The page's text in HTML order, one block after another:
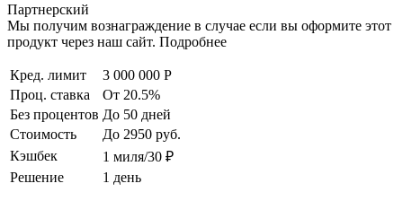
Партнерский
Мы получим вознаграждение в случае если вы оформите этот
продукт через наш сайт. Подробнее
Кред. лимит
3 000 000 Р
Проц. ставка
От 20.5%
Без процентов До 50 дней
Стоимость
До 2950 руб.
Кэшбек
1 миля/30 ₽
Решение
1 день